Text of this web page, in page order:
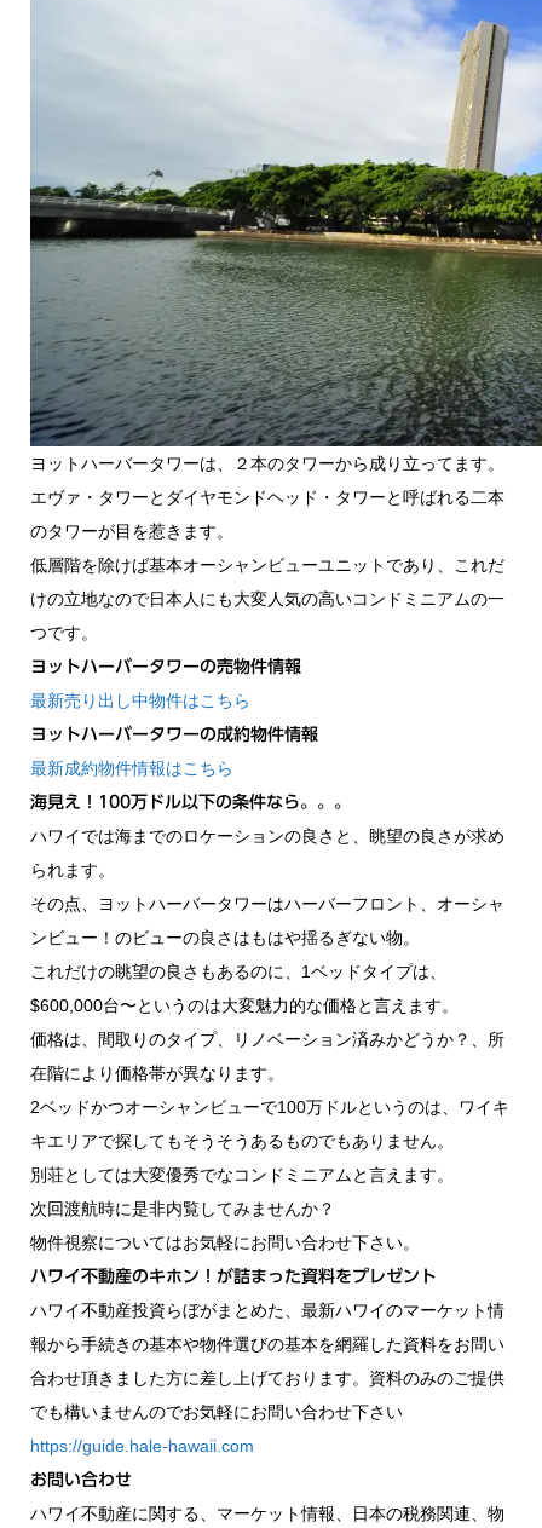
ヨットハーバータワーは、２本のタワーから成り立ってます。
エヴァ・タワーとダイヤモンドヘッド・タワーと呼ばれる二本
のタワーが目を惹きます。
低層階を除けば基本オーシャンビューユニットであり、これだ
けの立地なので日本人にも大変人気の高いコンドミニアムの一
つです。
ヨットハーバータワーの売物件情報
最新売り出し中物件はこちら
ヨットハーバータワーの成約物件情報
最新成約物件情報はこちら
海見え！100万ドル以下の条件なら。。。
ハワイでは海までのロケーションの良さと、眺望の良さが求め
られます。
その点、ヨットハーバータワーはハーバーフロント、オーシャ
ンビュー！のビューの良さはもはや揺るぎない物。
これだけの眺望の良さもあるのに、1ベッドタイプは、
$600,000台〜というのは大変魅力的な価格と言えます。
価格は、間取りのタイプ、リノベーション済みかどうか？、所
在階により価格帯が異なります。
2ベッドかつオーシャンビューで100万ドルというのは、ワイキ
キエリアで探してもそうそうあるものでもありません。
別荘としては大変優秀でなコンドミニアムと言えます。
次回渡航時に是非内覧してみませんか？
物件視察についてはお気軽にお問い合わせ下さい。
ハワイ不動産のキホン！が詰まった資料をプレゼント
ハワイ不動産投資らぼがまとめた、最新ハワイのマーケット情
報から手続きの基本や物件選びの基本を網羅した資料をお問い
合わせ頂きました方に差し上げております。資料のみのご提供
でも構いませんのでお気軽にお問い合わせ下さい
https://guide.hale-hawaii.com
お問い合わせ
ハワイ不動産に関する、マーケット情報、日本の税務関連、物